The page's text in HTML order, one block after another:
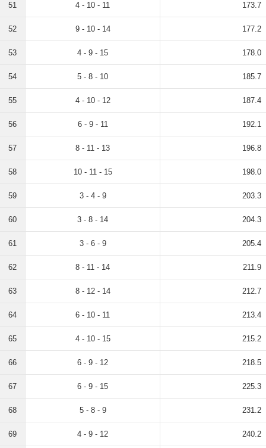
51 4 - 10 - 11 173.7
52 9 - 10 - 14 177.2
53 4 - 9 - 15 178.0
54 5 - 8 - 10 185.7
55 4 - 10 - 12 187.4
56 6 - 9 - 11 192.1
57 8 - 11 - 13 196.8
58 10 - 11 - 15 198.0
59 3 - 4 - 9 203.3
60 3 - 8 - 14 204.3
61 3 - 6 - 9 205.4
62 8 - 11 - 14 211.9
63 8 - 12 - 14 212.7
64 6 - 10 - 11 213.4
65 4 - 10 - 15 215.2
66 6 - 9 - 12 218.5
67 6 - 9 - 15 225.3
68 5 - 8 - 9 231.2
69 4 - 9 - 12 240.2